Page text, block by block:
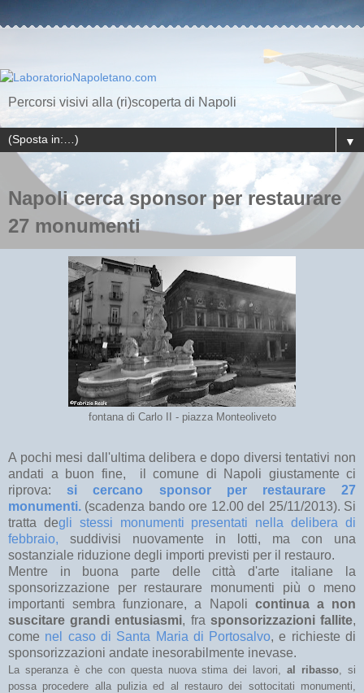
Percorsi visivi alla (ri)scoperta di Napoli
▼
Napoli cerca sponsor per restaurare
27 monumenti
fontana di Carlo II - piazza Monteoliveto
A pochi mesi dall'ultima delibera e dopo diversi tentativi non
andati a buon fine, il comune di Napoli giustamente ci
riprova:si cercano sponsor per restaurare 27
monumenti. (scadenza bando ore 12.00 del 25/11/2013). Si
tratta degli stessi monumenti presentati nella delibera di
febbraio, suddivisi nuovamente in lotti, ma con una
sostanziale riduzione degli importi previsti per il restauro.
Mentre in buona parte delle città d'arte italiane la
sponsorizzazione per restaurare monumenti più o meno
importanti sembra funzionare, a Napoli continua a non
suscitare grandi entusiasmi, fra sponsorizzazioni fallite,
come nel caso di Santa Maria di Portosalvo, e richieste di
sponsorizzazioni andate inesorabilmente inevase.
La speranza è che con questa nuova stima dei lavori,al ribasso , si
possa procedere alla pulizia ed al restauro dei sottocitati monumenti,